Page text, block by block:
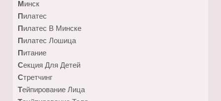
Минск
Пилатес
Пилатес В Минске
Пилатес Лошица
Питание
Секция Для Детей
Стретчинг
Тейпирование Лица